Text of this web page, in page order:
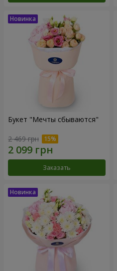
Букет "Мечты сбываются"
2 469 грн
Заказать